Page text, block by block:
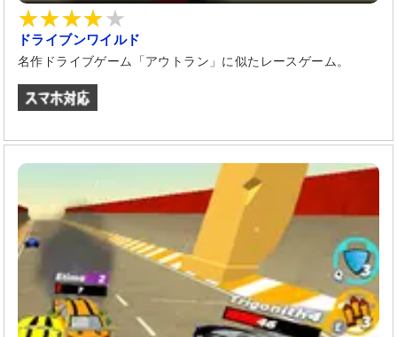
ドライブンワイルド
名作ドライブゲーム「アウトラン」に似たレースゲーム。